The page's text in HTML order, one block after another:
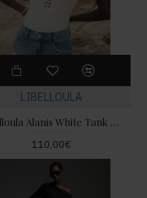
LIBELLOULA
Libelloula Alanis White Tank Τοπ
110,00€